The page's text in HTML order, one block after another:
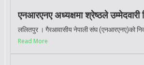
एनआरएनए अध्यक्षमा श्रेष्ठले उम्मेदवारी
ललितपुर । गैरआवासीय नेपाली संघ (एनआरएनए)को
Read More